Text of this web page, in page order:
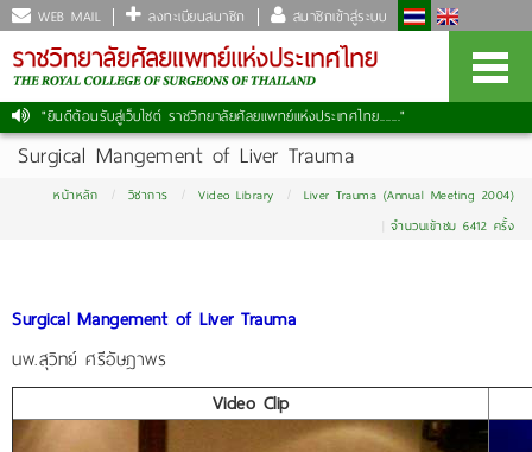
WEB MAIL ลงทะเบียนสมาชิก สมาชิกเข้าสู่ระบบ
"ยินดีต้อนรับสู่เว็บไซต์ ราชวิทยาลัยศัลยแพทย์แห่งประเทศไทย......."
Surgical Mangement of Liver Trauma
หน้าหลัก วิชาการ Video Library
Liver Trauma (Annual Meeting 2004)
จำนวนเข้าชม 6412 ครั้ง
Surgical Mangement of Liver Trauma
นพ.สุวิทย์ ศรีอัษฎาพร
Video Clip